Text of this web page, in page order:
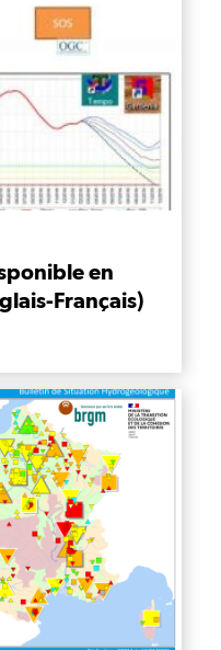
en
Français)